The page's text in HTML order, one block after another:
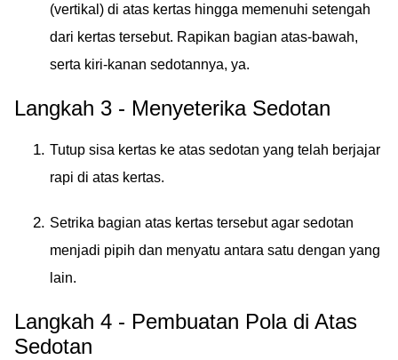
(vertikal) di atas kertas hingga memenuhi setengah
dari kertas tersebut. Rapikan bagian atas-bawah,
serta kiri-kanan sedotannya, ya.
Langkah 3 - Menyeterika Sedotan
Tutup sisa kertas ke atas sedotan yang telah berjajar
rapi di atas kertas.
Setrika bagian atas kertas tersebut agar sedotan
menjadi pipih dan menyatu antara satu dengan yang
lain.
Langkah 4 - Pembuatan Pola di Atas
Sedotan